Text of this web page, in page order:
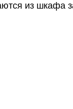
из шкафа